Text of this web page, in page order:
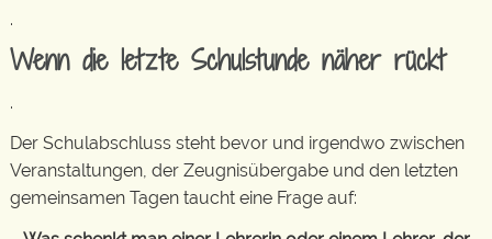
.
Wenn die letzte Schulstunde näher rückt
.
Der Schulabschluss steht bevor und irgendwo zwischen
Veranstaltungen, der Zeugnisübergabe und den letzten
gemeinsamen Tagen taucht eine Frage auf: